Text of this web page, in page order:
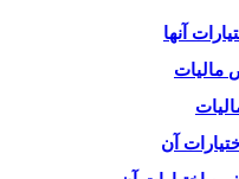
آنها
مالیات
آن